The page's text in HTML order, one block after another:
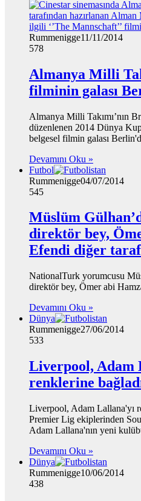
Rummenigge11/11/2014
578
Almanya Milli
filminin galası
Almanya Milli Takımı’nın
düzenlenen 2014 Dünya
belgesel filmin galası
Devamını Oku »
Futbol
Rummenigge04/07/2014
545
Müslüm
direktör bey,
Efendi diğer
NationalTurk yorumcusu
direktör bey, Ömer abi
Devamını Oku »
Dünya
Rummenigge27/06/2014
533
Liverpool, Adam
renklerine
Liverpool, Adam Lallana'yı
Premier Lig ekiplerinden
Adam Lallana'nın yeni
Devamını Oku »
Dünya
Rummenigge10/06/2014
438